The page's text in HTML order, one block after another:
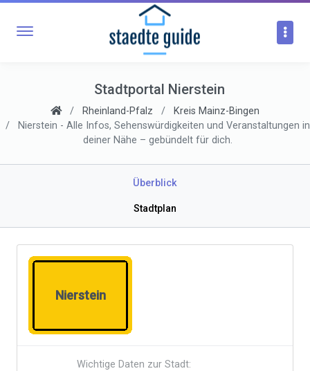
Stadtportal Nierstein
Rheinland-Pfalz
Kreis Mainz-Bingen
Nierstein - Alle Infos, Sehenswürdigkeiten und Veranstaltungen in
deiner Nähe – gebündelt für dich.
Überblick
Stadtplan
Nierstein
Wichtige Daten zur Stadt: